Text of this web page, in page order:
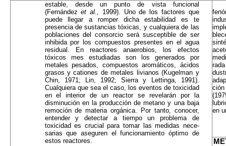
estable, desde un punto de vista funcional
(Fernándezet al., 1999). Uno de los factores que
puede llegar a romper dicha estabilidad es te
presencia de sustan­cias tóxicas, y cualquiera de las
poblaciones del con­sorcio será susceptible de ser
inhibida por los com­puestos presentes en el agua
residual. En reactores anaerobios, los efectos
tóxicos mes estudiadas son los generados por
metales pesados, compuestos aro­máticos, ácidos
grasos y cationes de metales livia­nos (Kugelman y
Chin, 1971; Lin, 1992; Sierra y Lettinga, 1991).
Cualquiera que sea el caso, los even­tos de toxicidad
en el interior de un reactor se revela­rán por la
disminución en la producción de metano y una baja
remoción de materia orgánica. Por tanto, conocer,
entender y detectar a tiempo un problema de
toxicidad es crucial para tomar las medidas nece­
sarias que aseguren el funcionamiento óptimo de
estos reactores.
en